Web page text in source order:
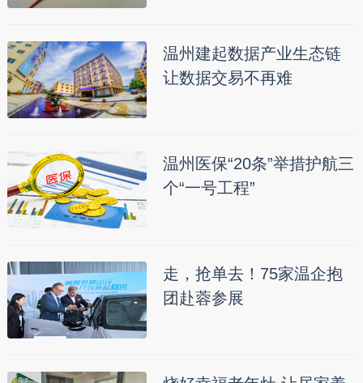
温州建起数据产业生态链
让数据交易不再难
温州医保“20条”举措护航三
个“一号工程”
走，抢单去！75家温企抱
团赴蓉参展